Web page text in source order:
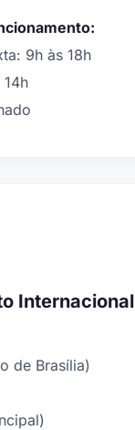
9h às 18h
Internacional
de Brasília)